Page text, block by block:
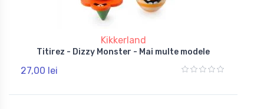
Kikkerland
Titirez - Dizzy Monster - Mai multe modele
27,00 lei